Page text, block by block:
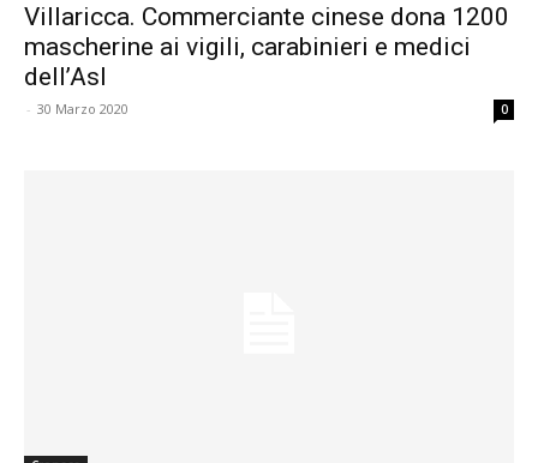
Villaricca. Commerciante cinese dona 1200
mascherine ai vigili, carabinieri e medici
dell’Asl
- 30 Marzo 2020 0